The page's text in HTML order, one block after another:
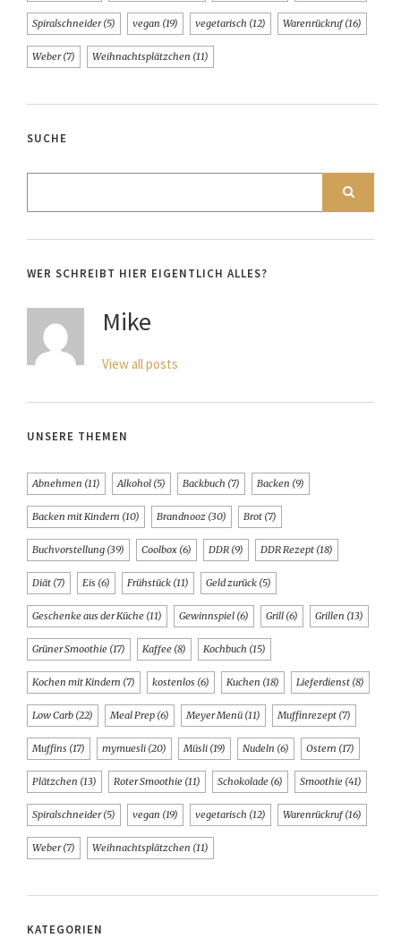
Spiralschneider(5) vegan (19) vegetarisch (12) Warenrückruf(16)
Weber(7) Weihnachtsplätzchen (11)
SUCHE
WER SCHREIBT HIER EIGENTLICH ALLES?
Mike
View all posts
UNSERE THEMEN
Abnehmen (11) Alkohol (5) Backbuch (7) Backen (9)
Backen mit Kindern (10) Brandnooz (30) Brot (7)
Buchvorstellung (39) Coolbox (6) DDR (9) DDR Rezept (18)
Diät (7) Eis (6) Frühstück (11) Geld zurück (5)
Geschenke aus der Küche (11) Gewinnspiel (6) Grill (6) Grillen (13)
Grüner Smoothie (17) Kaffee (8) Kochbuch (15)
Kochen mit Kindern (7) kostenlos (6) Kuchen (18) Lieferdienst (8)
Low Carb (22) Meal Prep (6) Meyer Menü (11) Muffinrezept (7)
Muffins (17) mymuesli (20) Müsli (19) Nudeln (6) Ostern (17)
Plätzchen (13) Roter Smoothie (11) Schokolade (6) Smoothie (41)
Spiralschneider(5) vegan (19) vegetarisch (12) Warenrückruf(16)
Weber(7) Weihnachtsplätzchen (11)
KATEGORIEN